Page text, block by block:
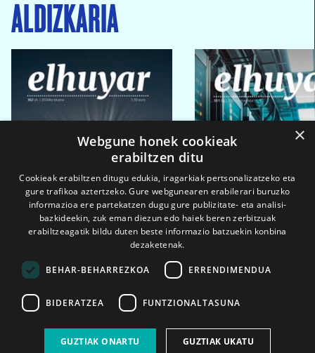
ALDIZKARIA
2026ko eka. 1a 2026ko mar. 1a
×
Webgune honek cookieak
erabiltzen ditu
Cookieak erabiltzen ditugu edukia, iragarkiak pertsonalizatzeko eta
gure trafikoa aztertzeko. Gure webgunearen erabilerari buruzko
informazioa ere partekatzen dugu gure publizitate- eta analisi-
bazkideekin, zuk eman diezun edo haiek beren zerbitzuak
erabiltzeagatik bildu duten beste informazio batzuekin konbina
dezaketenak.
BEHAR-BEHARREZKOA ERRENDIMENDUA
BIDERATZEA FUNTZIONALTASUNA
GUZTIAK ONARTU GUZTIAK UKATU